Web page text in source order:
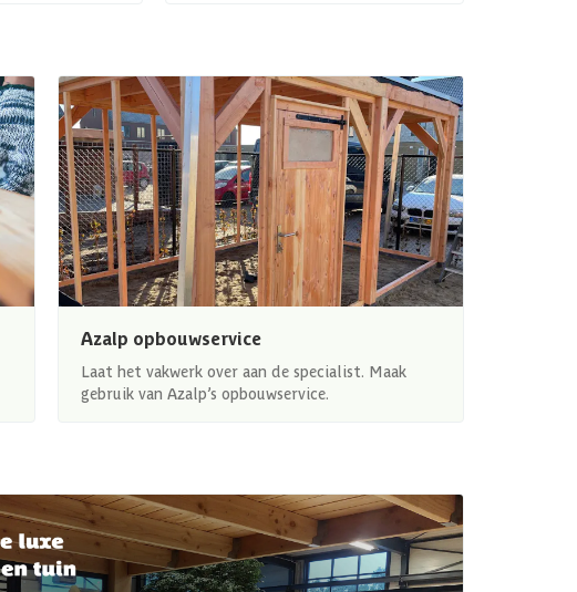
Azalp opbouwservice
Laat het vakwerk over aan de specialist. Maak
gebruik van Azalp’s opbouwservice.